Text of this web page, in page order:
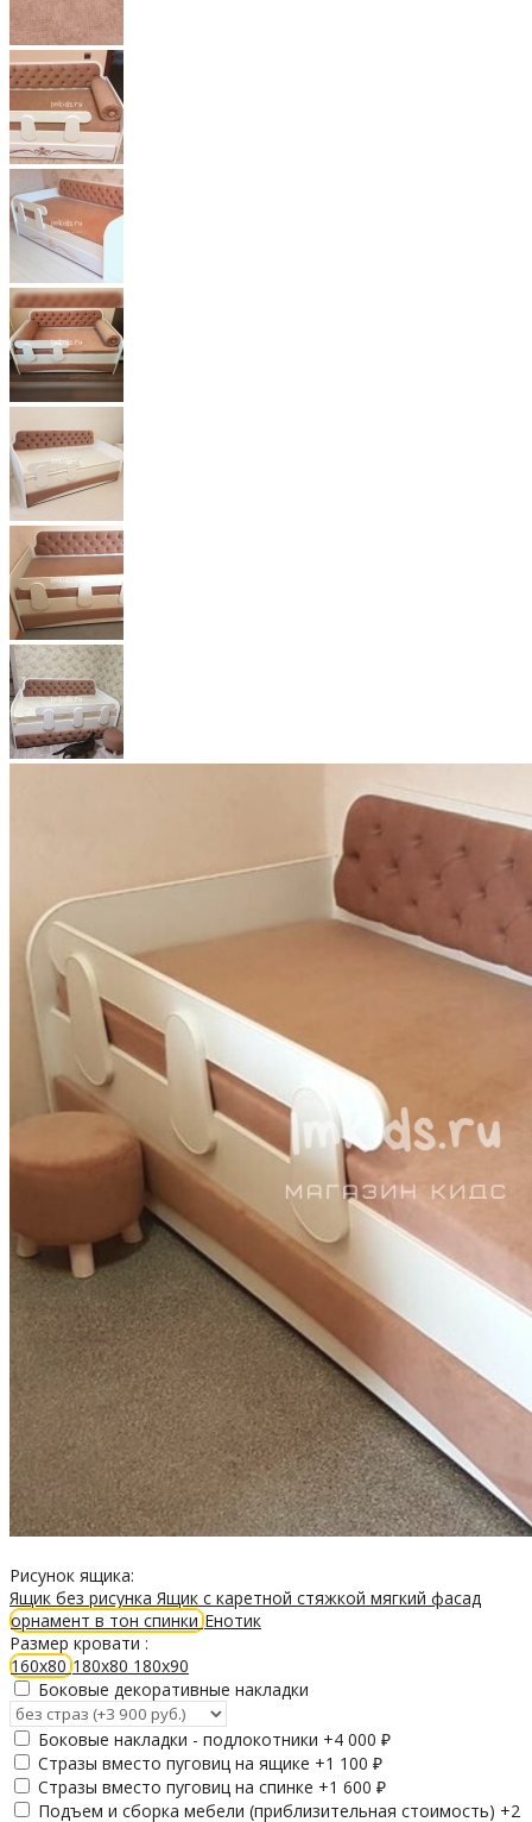
Рисунок ящика:
Ящик без рисунка Ящик с каретной стяжкой мягкий фасад
орнамент в тон спинкиЕнотик
Размер кровати :
160х80180х80 180х90
Боковые декоративные накладки
Боковые накладки - подлокотники +4 000 ₽
Стразы вместо пуговиц на ящике +1 100 ₽
Стразы вместо пуговиц на спинке +1 600 ₽
Подъем и сборка мебели (приблизительная стоимость) +2